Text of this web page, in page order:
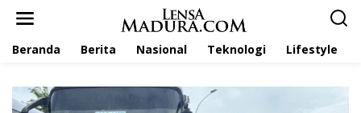
Beranda Berita Nasional Teknologi Lifestyle